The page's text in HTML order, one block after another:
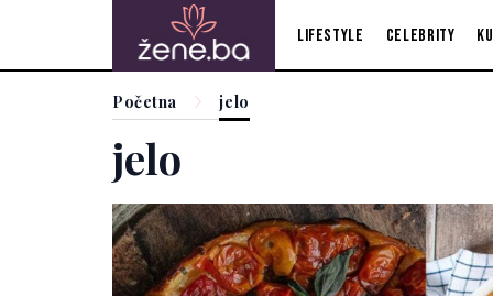
Lifestyle Celebrity
Početna jelo
jelo